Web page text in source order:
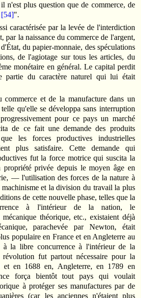
n'est plus question que de commerce, de
[54]".
caractérisée par la levée de l'interdiction
par la naissance du commerce de l'argent,
du papier-monnaie, des spéculations
de l'agiotage sur tous les articles, du
monétaire en général. Le capital perdit
partie du caractère naturel qui lui était
commerce et de la manufacture dans un
qu'elle se développa sans interruption
pour ce pays un marché
de ce fait une demande des produits
les forces productives industrielles
plus satisfaire. Cette demande qui
fut la force motrice qui suscita la
propriété privée depuis le moyen âge en
— l'utilisation des forces de la nature à
et la division du travail la plus
de cette nouvelle phase, telles que la
à l'intérieur de la nation, le
théorique, etc., existaient déjà
parachevée par Newton, était
populaire en France et en Angleterre au
la libre concurrence à l'intérieur de la
révolution fut partout nécessaire pour la
en 1688 en, Angleterre, en 1789 en
força bientôt tout pays qui voulait
à protéger ses manufactures par de
(car les anciennes n'étaient plus